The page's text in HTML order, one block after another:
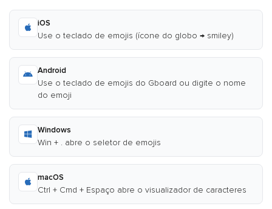
iOS
Use o teclado de emojis (ícone do globo → smiley)
Android
Use o teclado de emojis do Gboard ou digite o nome
do emoji
Windows
Win + . abre o seletor de emojis
macOS
Ctrl + Cmd + Espaço abre o visualizador de caracteres